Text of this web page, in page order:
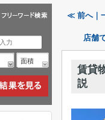
≪ 前へ｜
店舗
賃貸
説
面積